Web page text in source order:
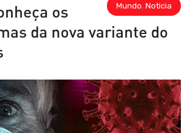
Mundo, Noticia
os
da nova variante do